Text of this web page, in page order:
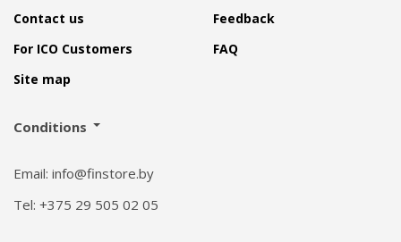
Contact us
Feedback
For ICO Customers
FAQ
Site map
Conditions
Email: info@finstore.by
Tel: +375 29 505 02 05